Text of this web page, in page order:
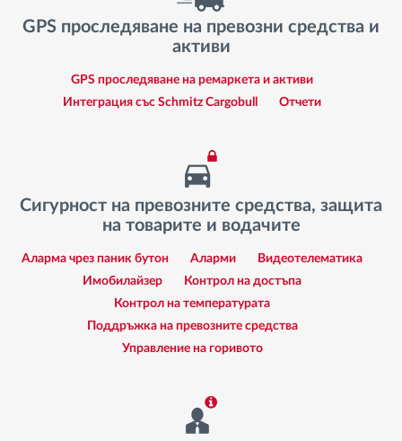
GPS проследяване на превозни средства и
активи
GPS проследяване на ремаркета и активи
Интеграция със Schmitz Cargobull
Отчети
Сигурност на превозните средства, защита
на товарите и водачите
Аларма чрез паник бутон Аларми
Видеотелематика
Имобилайзер
Контрол на достъпа
Контрол на температурата
Поддръжка на превозните средства
Управление на горивото